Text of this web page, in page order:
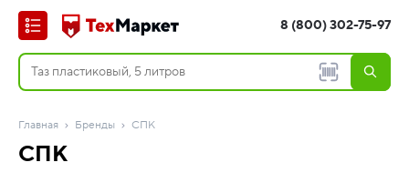
8 (800) 302-75-97
Главная Бренды СПК
СПК